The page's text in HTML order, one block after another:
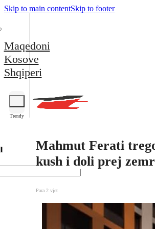
Skip to main contentSkip to footer
Maqedoni
Kosove
Shqiperi
Trendy
Mahmut Ferati
kush i doli prej
Para 2 vjet